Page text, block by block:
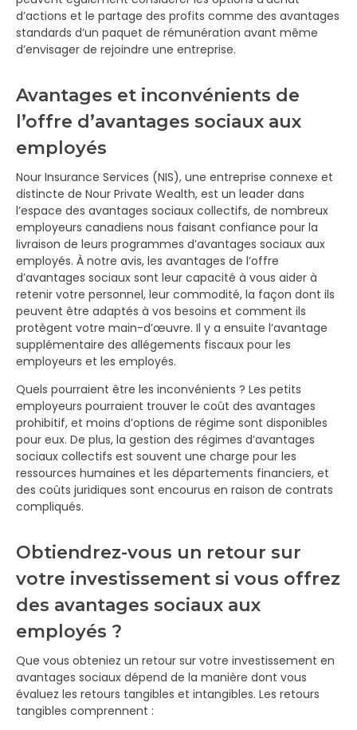
d’actions et le partage des profits comme des avantages
standards d’un paquet de rémunération avant même
d’envisager de rejoindre une entreprise.
Avantages et inconvénients de
l’offre d’avantages sociaux aux
employés
Nour Insurance Services (NIS), une entreprise connexe et
distincte de Nour Private Wealth, est un leader dans
l’espace des avantages sociaux collectifs, de nombreux
employeurs canadiens nous faisant confiance pour la
livraison de leurs programmes d’avantages sociaux aux
employés. À notre avis, les avantages de l’offre
d’avantages sociaux sont leur capacité à vous aider à
retenir votre personnel, leur commodité, la façon dont ils
peuvent être adaptés à vos besoins et comment ils
protègent votre main-d’œuvre. Il y a ensuite l’avantage
supplémentaire des allégements fiscaux pour les
employeurs et les employés.
Quels pourraient être les inconvénients ? Les petits
employeurs pourraient trouver le coût des avantages
prohibitif, et moins d’options de régime sont disponibles
pour eux. De plus, la gestion des régimes d’avantages
sociaux collectifs est souvent une charge pour les
ressources humaines et les départements financiers, et
des coûts juridiques sont encourus en raison de contrats
compliqués.
Obtiendrez-vous un retour sur
votre investissement si vous offrez
des avantages sociaux aux
employés ?
Que vous obteniez un retour sur votre investissement en
avantages sociaux dépend de la manière dont vous
évaluez les retours tangibles et intangibles. Les retours
tangibles comprennent :